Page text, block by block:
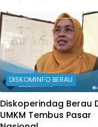
DISKOMINFO BERAU
Diskoperindag Berau
UMKM Tembus Pasar